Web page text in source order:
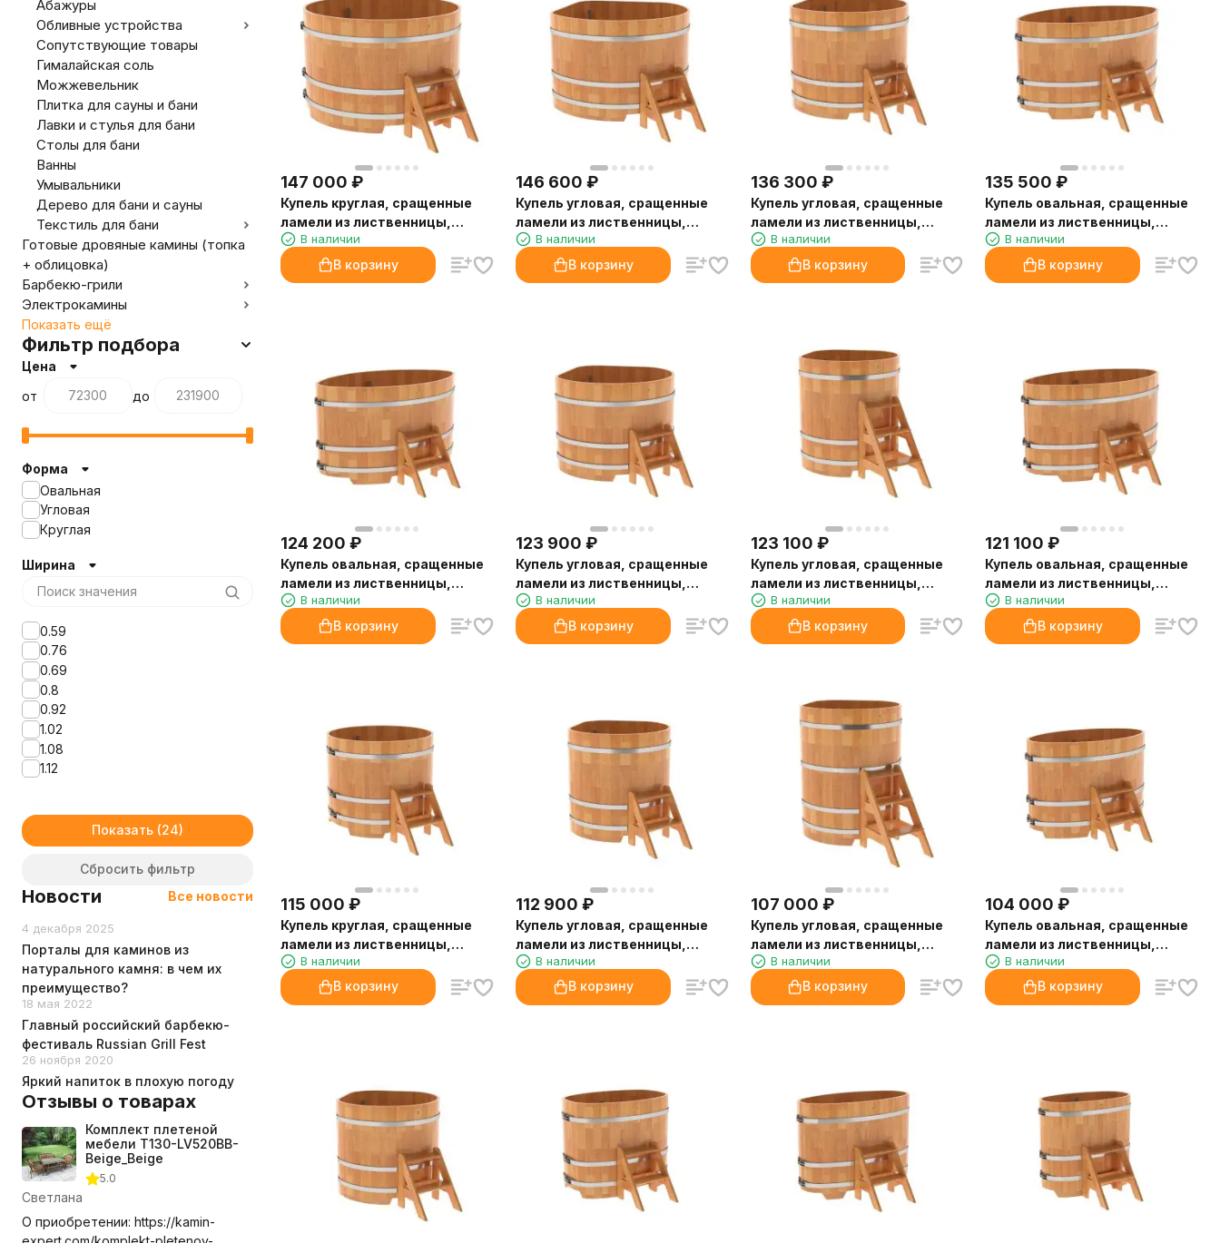
147 000 ₽
Купель круглая, сращенные
ламели из лиственницы,
диаметр 1.50
В наличии
В корзину
146 600 ₽
Купель угловая, сращенные
ламели из лиственницы,
1.37x1.37 H1
В наличии
В корзину
136 300 ₽
Купель угловая, сращенные
ламели из лиственницы,
1.19x1.19 H1.1
В наличии
В корзину
135 500 ₽
Купель овальная, сращенные
ламели из лиственницы,
1,08х1,75
В наличии
В корзину
124 200 ₽
Купель овальная, сращенные
ламели из лиственницы,
1,02х1,68
В наличии
В корзину
123 900 ₽
Купель угловая, сращенные
ламели из лиственницы,
1.19x1.19 H1
В наличии
В корзину
123 100 ₽
Купель угловая, сращенные
ламели из лиственницы,
1.03x1.03 H1.2
В наличии
В корзину
121 100 ₽
Купель овальная, сращенные
ламели из лиственницы,
0,92х1,66
В наличии
В корзину
115 000 ₽
Купель круглая, сращенные
ламели из лиственницы,
диаметр 1.17
В наличии
В корзину
112 900 ₽
Купель угловая, сращенные
ламели из лиственницы,
1.03x1.03 H1.1
В наличии
В корзину
107 000 ₽
Купель угловая, сращенные
ламели из лиственницы,
1.03x1.03 H1.4
В наличии
В корзину
104 000 ₽
Купель овальная, сращенные
ламели из лиственницы,
0,80х1,42
В наличии
В корзину
Абажуры
Обливные устройства
Сопутствующие товары
Гималайская соль
Можжевельник
Плитка для сауны и бани
Лавки и стулья для бани
Столы для бани
Ванны
Умывальники
Дерево для бани и сауны
Текстиль для бани
Готовые дровяные камины (топка
+ облицовка)
Барбекю-грили
Электрокамины
Показать ещё
Фильтр подбора
Цена
от
до
Форма
Овальная
Угловая
Круглая
Ширина
0.59
0.76
0.69
0.8
0.92
1.02
1.08
1.12
Показать
Сбросить фильтр
Новости Все новости
4 декабря 2025
Порталы для каминов из
натурального камня: в чем их
преимущество?
18 мая 2022
Главный российский барбекю-
фестиваль Russian Grill Fest
26 ноября 2020
Яркий напиток в плохую погоду
Отзывы о товарах
Комплект плетеной
мебели T130-LV520BB-
Beige_Beige
5.0
Светлана
О приобретении: https://kamin-